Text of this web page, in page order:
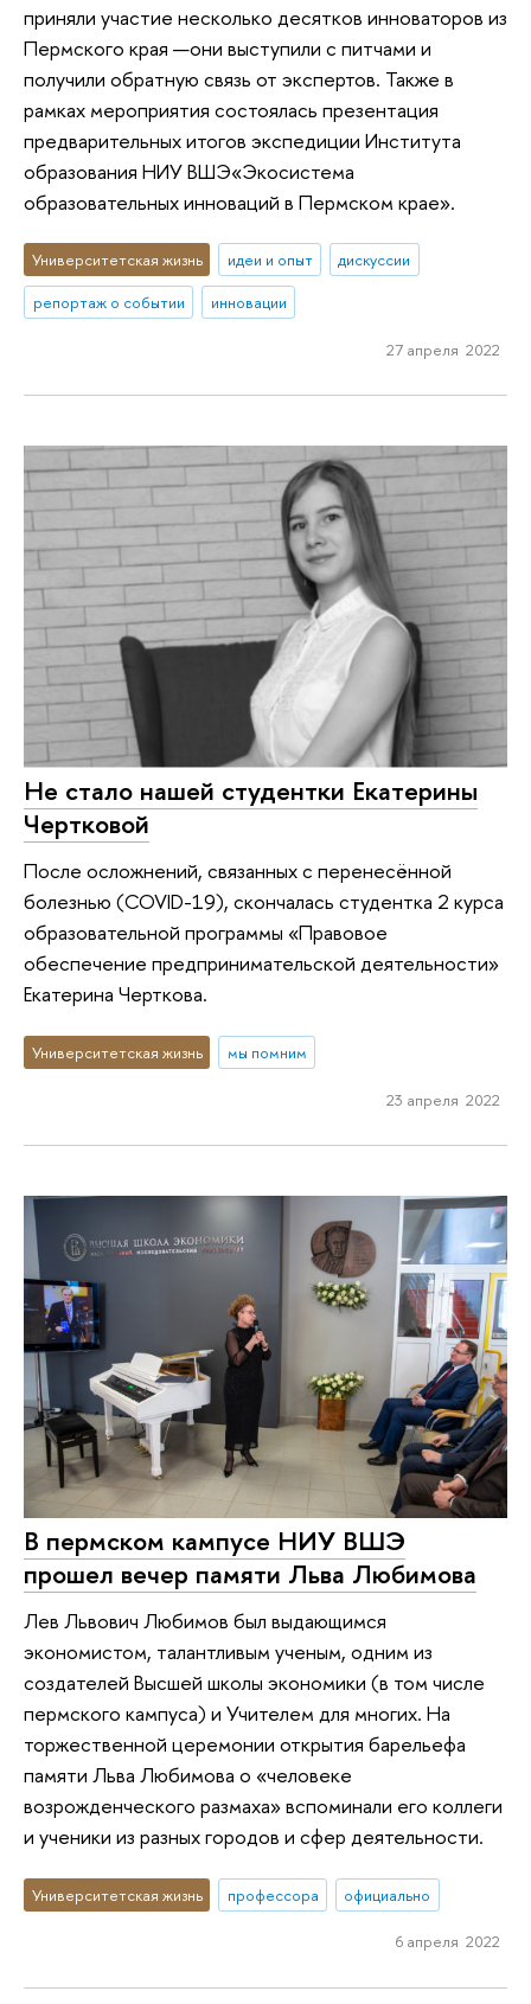
приняли участие несколько десятков инноваторов из
Пермского края —они выступили с питчами и
получили обратную связь от экспертов. Также в
рамках мероприятия состоялась презентация
предварительных итогов экспедиции Института
образования НИУ ВШЭ«Экосистема
образовательных инноваций в Пермском крае».
Университетская жизнь идеи и опыт
дискуссии
репортаж о событии
инновации
27 апреля 2022
Не стало нашей студентки Екатерины
Чертковой
После осложнений, связанных с перенесённой
болезнью (COVID-19), скончалась студентка 2 курса
образовательной программы «Правовое
обеспечение предпринимательской деятельности»
Екатерина Черткова.
Университетская жизнь мы помним
23 апреля 2022
В пермском кампусе НИУ ВШЭ
прошел вечер памяти Льва Любимова
Лев Львович Любимов был выдающимся
экономистом, талантливым ученым, одним из
создателей Высшей школы экономики (в том числе
пермского кампуса) и Учителем для многих. На
торжественной церемонии открытия барельефа
памяти Льва Любимова о «человеке
возрожденческого размаха» вспоминали его коллеги
и ученики из разных городов и сфер деятельности.
Университетская жизнь профессора официально
6 апреля 2022